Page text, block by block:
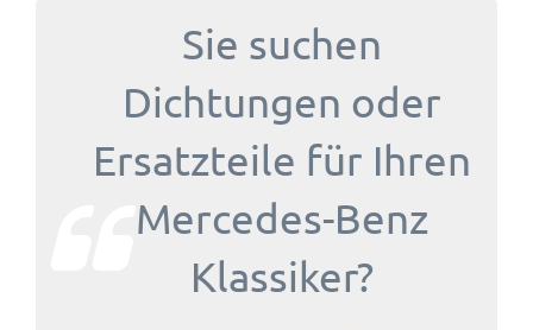
Sie suchen
Dichtungen oder
Ersatzteile für Ihren
Mercedes-Benz
Klassiker?